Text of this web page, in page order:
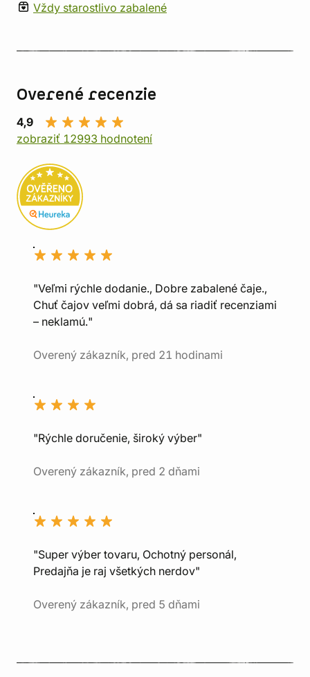
Vždy starostlivo zabalené
Overené recenzie
4,9
zobraziť 12993 hodnotení
"Veľmi rýchle dodanie., Dobre zabalené čaje.,
Chuť čajov veľmi dobrá, dá sa riadiť recenziami
– neklamú."
Overený zákazník, pred 21 hodinami
"Rýchle doručenie, široký výber"
Overený zákazník, pred 2 dňami
"Super výber tovaru, Ochotný personál,
Predajňa je raj všetkých nerdov"
Overený zákazník, pred 5 dňami